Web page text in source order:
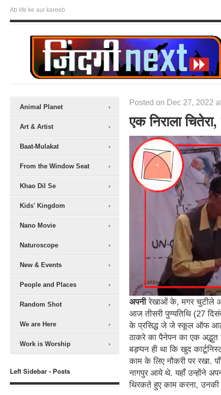
Ab life ke aur kareeb
Animal Planet
Art & Artist
Baat-Mulakat
From the Window Seat
Khao Dil Se
Kids' Kingdom
Nano Movie
Naturoscope
New & Events
People and Places
Random Shot
We are Here
Work is Worship
Left Sidebar - Posts
Posted on Dec 27, 2022
एक निराला
अपनीरेखाओं के, मगर चुटीले
आज तीसरी पुण्यतिथि (27
के प्रसिद्ध जे जे स्कूल ऑफ
ठाकरे का पैनेपन का एक
बड़प्पन ही था कि खुद
काम के लिए नौकरी पर रखा.
नागपुर आये थे. यहॉं उन्होंने
थिरकते हुए काम करना, उनकी